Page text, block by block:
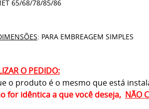
65/68/78/85/86
: PARA EMBREAGEM SIMPLES
O PEDIDO:
o produto é o mesmo que está
for idêntica a que você deseja, NÃO